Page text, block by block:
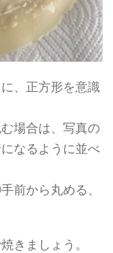
、正方形を意識
場合は、写真の
なるように並べ
から丸める、
きましょう。